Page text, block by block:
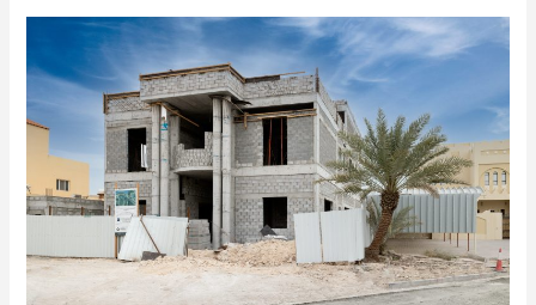
مشروع
إنشاء
سكنية